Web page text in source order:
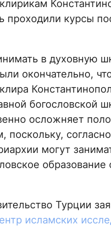
проходили курсы
в духовную
окончательно,
богословской
осложняет
поскольку,
могут
образование
Турции
исламских